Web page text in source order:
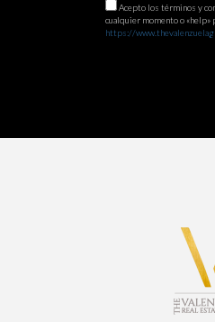
Acepto los términos y
cualquier momento o «help»
https://